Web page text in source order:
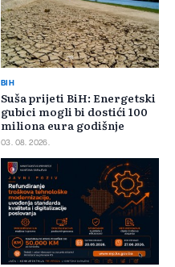
BIH
Suša prijeti BiH: Energetski
gubici mogli bi dostići 100
miliona eura godišnje
03. 08. 2026.